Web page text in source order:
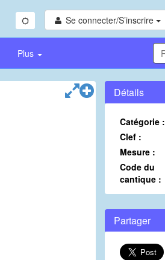
Se connecter/S’inscrire
Plus
Détails
Catégorie :
Clef :
Mesure :
Code du
cantique :
Partager